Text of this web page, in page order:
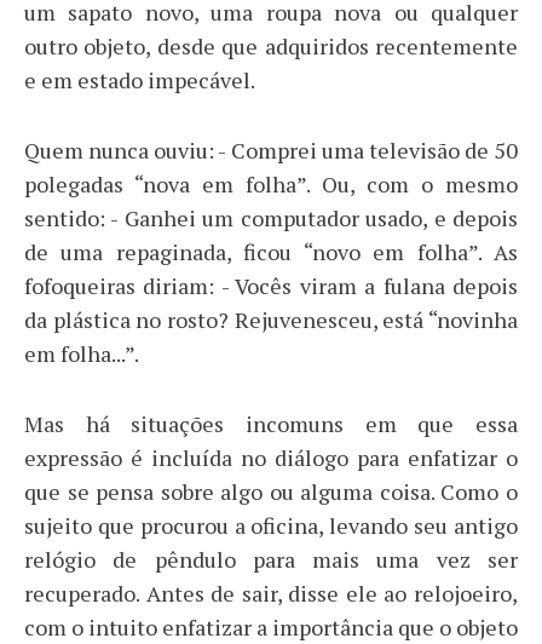
um sapato novo, uma roupa nova ou qualquer
outro objeto, desde que adquiridos recentemente
e em estado impecável.
Quem nunca ouviu: - Comprei uma televisão de 50
polegadas “nova em folha”. Ou, com o mesmo
sentido: - Ganhei um computador usado, e depois
de uma repaginada, ficou “novo em folha”. As
fofoqueiras diriam: - Vocês viram a fulana depois
da plástica no rosto? Rejuvenesceu, está “novinha
em folha...”.
Mas há situações incomuns em que essa
expressão é incluída no diálogo para enfatizar o
que se pensa sobre algo ou alguma coisa. Como o
sujeito que procurou a oficina, levando seu antigo
relógio de pêndulo para mais uma vez ser
recuperado. Antes de sair, disse ele ao relojoeiro,
com o intuito enfatizar a importância que o objeto